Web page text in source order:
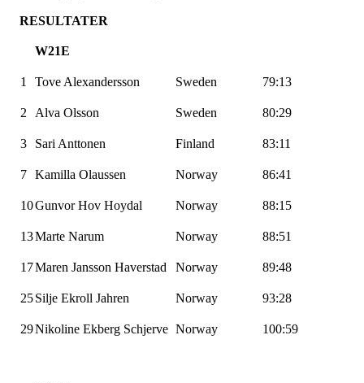
RESULTATER
W21E
1 Tove Alexandersson Sweden 79:13
2 Alva Olsson Sweden 80:29
3 Sari Anttonen Finland 83:11
7 Kamilla Olaussen Norway 86:41
10Gunvor Hov Hoydal Norway 88:15
13Marte Narum Norway 88:51
17Maren Jansson Haverstad Norway 89:48
25Silje Ekroll Jahren Norway 93:28
29Nikoline Ekberg Schjerve Norway 100:59